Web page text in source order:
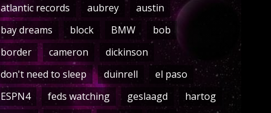
atlantic records
aubrey
austin
bay dreams
block BMW
bob
border
cameron
dickinson
don't need to sleep
duinrell
el paso
ESPN4
feds watching geslaagd
hartog